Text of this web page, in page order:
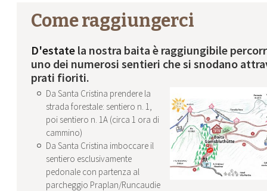
Come raggiungerci
D'estate la nostra baita è raggiungibile
uno dei numerosi sentieri che si snodano
prati fioriti.
Da Santa Cristina prendere la
strada forestale: sentiero n. 1,
poi sentiero n. 1A (circa 1 ora di
cammino)
Da Santa Cristina imboccare il
sentiero esclusivamente
pedonale con partenza al
parcheggio Praplan/Runcaudie